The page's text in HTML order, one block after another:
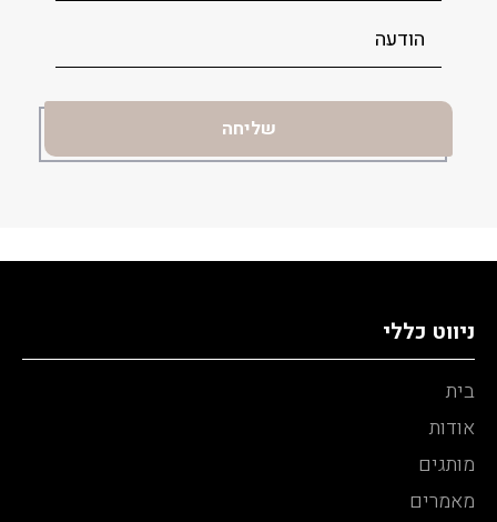
ניווט כללי
בית
אודות
מותגים
מאמרים